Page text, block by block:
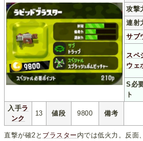
攻撃
連射
サブ
スペ
ウェ
S必
ト
入手ラ
ンク
13 値段 9800 備考
直撃が確2と ブラスター 内では低火力。反面